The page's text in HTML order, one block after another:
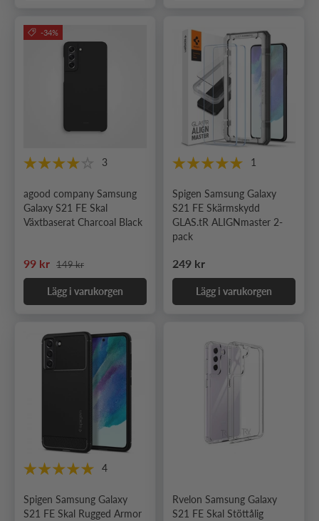
-34%
3
agood company Samsung
Galaxy S21 FE Skal
Växtbaserat Charcoal Black
Nedsatt pris
99 kr Ordinarie pris
149 kr
Lägg i varukorgen
1
Spigen Samsung Galaxy
S21 FE Skärmskydd
GLAS.tR ALIGNmaster 2-
pack
Ordinarie pris
249 kr
Lägg i varukorgen
4
Spigen Samsung Galaxy
S21 FE Skal Rugged Armor
Rvelon Samsung Galaxy
S21 FE Skal Stöttålig